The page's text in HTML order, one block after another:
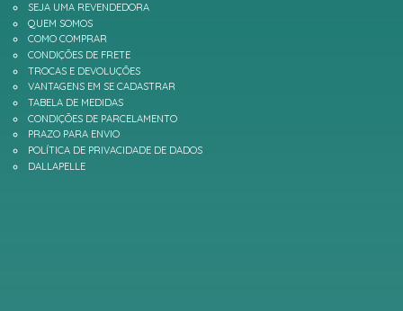
SEJA UMA REVENDEDORA
QUEM SOMOS
COMO COMPRAR
CONDIÇÕES DE FRETE
TROCAS E DEVOLUÇÕES
VANTAGENS EM SE CADASTRAR
TABELA DE MEDIDAS
CONDIÇÕES DE PARCELAMENTO
PRAZO PARA ENVIO
POLÍTICA DE PRIVACIDADE DE DADOS
DALLAPELLE